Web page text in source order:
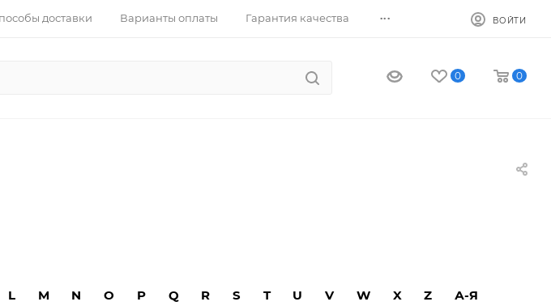
доставки Варианты оплаты Гарантия качества ... ВОЙТИ
0 0
L M N O P Q R S T U V W X Z А-Я